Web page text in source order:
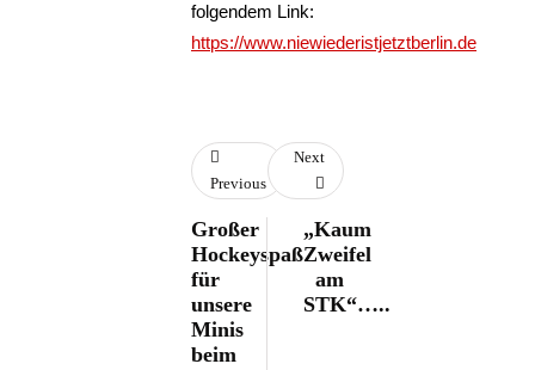
folgendem Link:
https://www.niewiederistjetztberlin.de
Previous
Großer
Hockeyspaß
für
unsere
Minis
beim
Next
„Kaum
Zweifel
am
STK“…..